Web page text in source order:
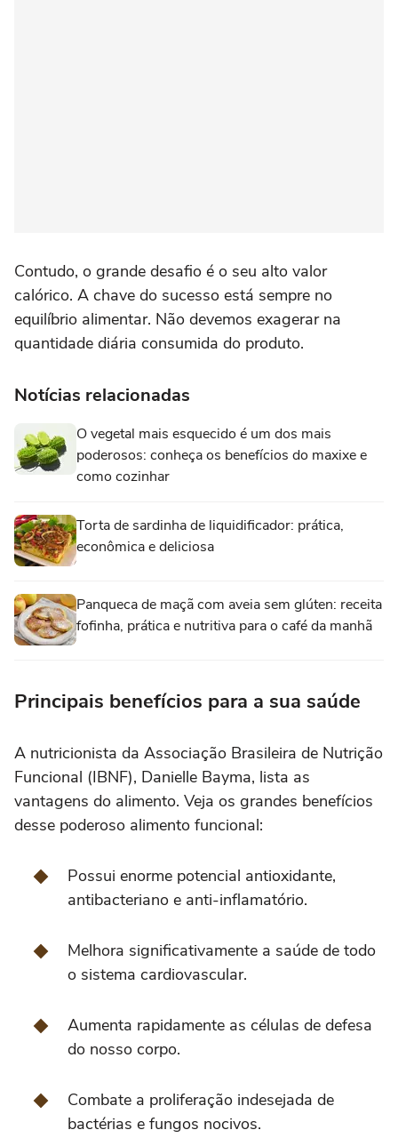
Contudo, o grande desafio é o seu alto valor
calórico. A chave do sucesso está sempre no
equilíbrio alimentar. Não devemos exagerar na
quantidade diária consumida do produto.
Notícias relacionadas
O vegetal mais esquecido é um dos mais
poderosos: conheça os benefícios do maxixe e
como cozinhar
Torta de sardinha de liquidificador: prática,
econômica e deliciosa
Panqueca de maçã com aveia sem glúten: receita
fofinha, prática e nutritiva para o café da manhã
Principais benefícios para a sua saúde
A nutricionista da Associação Brasileira de Nutrição
Funcional (IBNF), Danielle Bayma, lista as
vantagens do alimento. Veja os grandes benefícios
desse poderoso alimento funcional:
Possui enorme potencial antioxidante,
antibacteriano e anti-inflamatório.
Melhora significativamente a saúde de todo
o sistema cardiovascular.
Aumenta rapidamente as células de defesa
do nosso corpo.
Combate a proliferação indesejada de
bactérias e fungos nocivos.